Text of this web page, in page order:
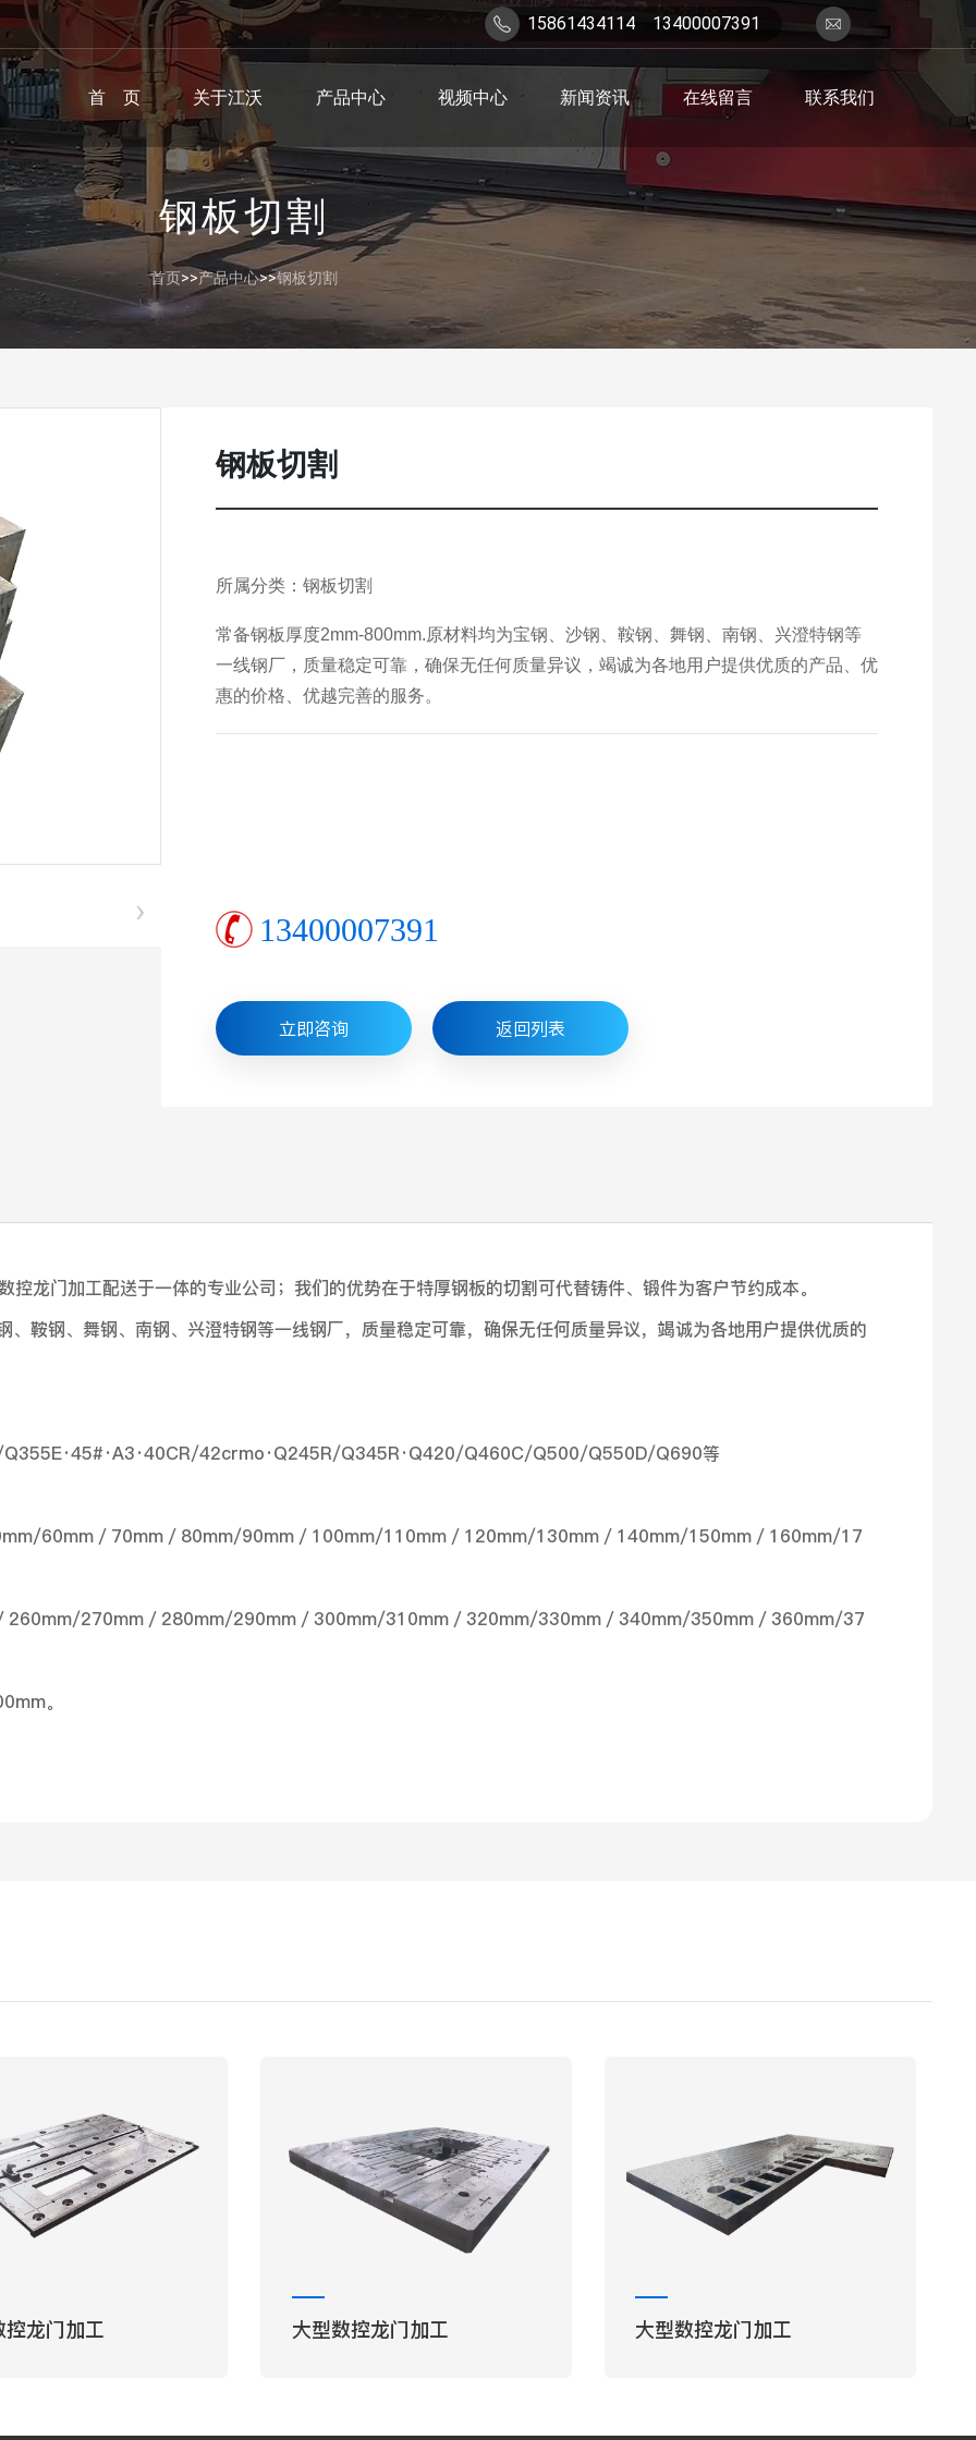
15861434114 13400007391
5
0
8
2
4
m
首 页 关于江沃 产品中心 视频中心 新闻资讯 在线留言 联系我们
钢板切割
首页>>产品中心>>钢板切割
›
钢板切割
所属分类：钢板切割
常备钢板厚度2mm-800mm.原材料均为宝钢、沙钢、鞍钢、舞钢、南钢、兴澄特钢等
一线钢厂，质量稳定可靠，确保无任何质量异议，竭诚为各地用户提供优质的产品、优
惠的价格、优越完善的服务。
13400007391
立即咨询 返回列表
龙门加工配送于一体的专业公司；我们的优势在于特厚钢板的切割可代替铸件、锻件为客户节约成本。
鞍钢、舞钢、南钢、兴澄特钢等一线钢厂，质量稳定可靠，确保无任何质量异议，竭诚为各地用户提供优质的
42crmo·Q245R/Q345R·Q420/Q460C/Q500/Q550D/Q690等
60mm／70mm／80mm/90mm／100mm/110mm／120mm/130mm／140mm/150mm／160mm/17
270mm／280mm/290mm／300mm/310mm／320mm/330mm／340mm/350mm／360mm/37
。
控龙门加工 大型数控龙门加工 大型数控龙门加工